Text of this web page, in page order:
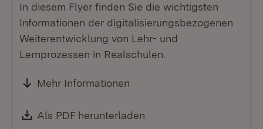
In diesem Flyer finden Sie die wichtigsten
Informationen der digitalisierungsbezogenen
Weiterentwicklung von Lehr- und
Lernprozessen in Realschulen.
Mehr Informationen
Download:
Als PDF herunterladen